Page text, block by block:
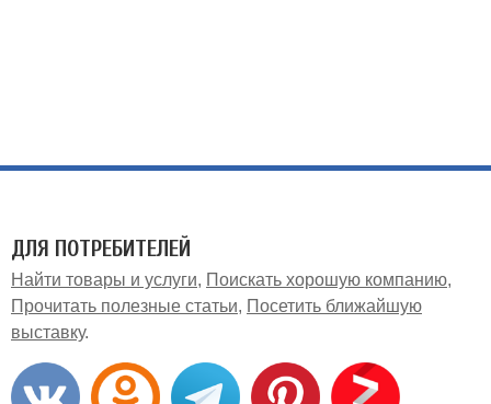
ДЛЯ ПОТРЕБИТЕЛЕЙ
Найти товары и услуги
Поискать хорошую компанию
Прочитать полезные статьи
Посетить ближайшую
выставку